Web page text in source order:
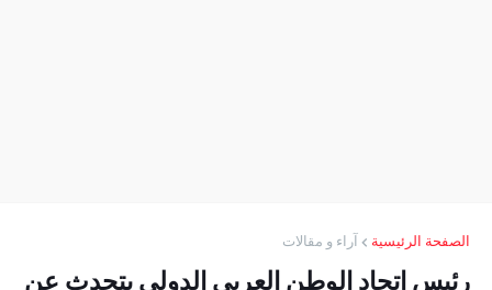
الصفحة الرئيسية آراء و مقالات
رئيس اتحاد الوطن العربي الدولي يتحدث عن